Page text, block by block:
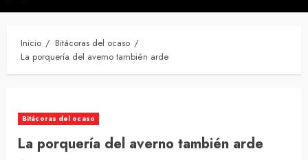
principal
Inicio
Bitácoras del ocaso
La porquería del averno también arde
Bitácoras del ocaso
La porquería del averno también arde